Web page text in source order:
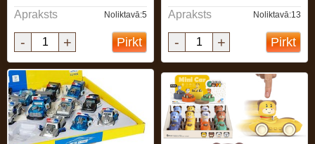
Apraksts Noliktavā:5
- + Pirkt
Apraksts Noliktavā:13
- + Pirkt